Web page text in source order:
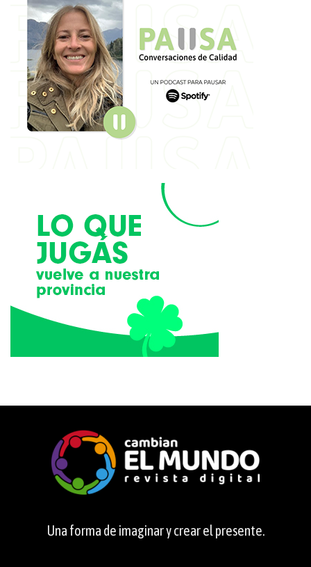
Una forma de imaginar y crear el presente.